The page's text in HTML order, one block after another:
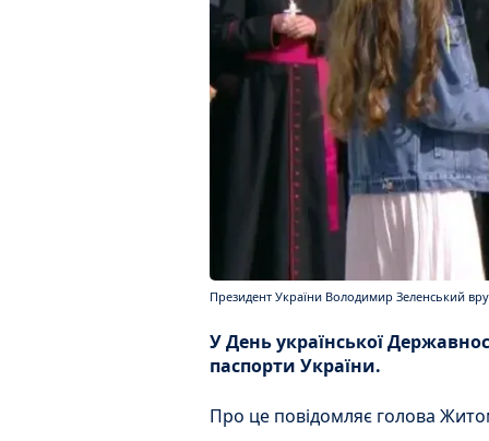
Президент України Володимир Зеленський
У День української
паспорти України.
Про це повідомляє голова